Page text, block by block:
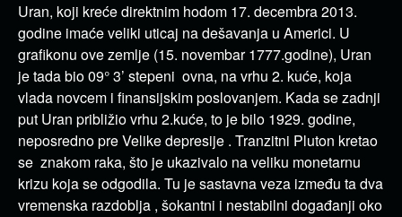
Uran, koji kreće direktnim hodom 17. decembra 2013.
godine imaće veliki uticaj na dešavanja u Americi. U
grafikonu ove zemlje (15. novembar 1777.godine), Uran
je tada bio 09° 3’ stepeni ovna, na vrhu 2. kuće, koja
vlada novcem i finansijskim poslovanjem. Kada se zadnji
put Uran približio vrhu 2.kuće, to je bilo 1929. godine,
neposredno pre Velike depresije . Tranzitni Pluton kretao
se znakom raka, što je ukazivalo na veliku monetarnu
krizu koja se odgodila. Tu je sastavna veza između ta dva
vremenska razdoblja , šokantni i nestabilni događanji oko